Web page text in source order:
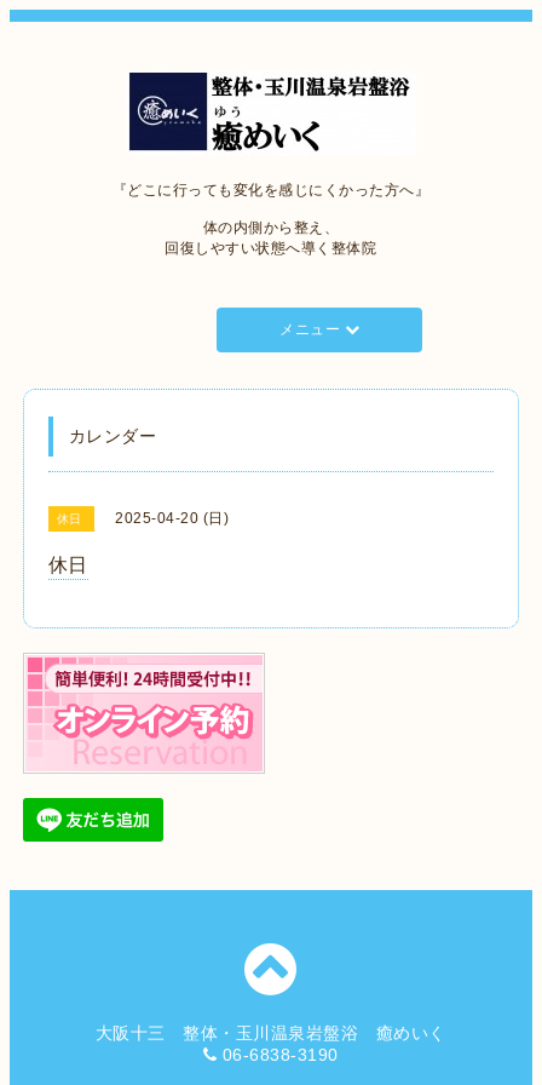
『どこに行っても変化を感じにくかった方へ』
体の内側から整え、
回復しやすい状態へ導く整体院
メニュー
カレンダー
休日 2025-04-20 (日)
休日
大阪十三 整体・玉川温泉岩盤浴 癒めいく
06-6838-3190